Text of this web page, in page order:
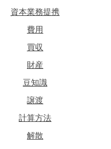
資本業務提携
費用
買収
財産
豆知識
譲渡
計算方法
解散